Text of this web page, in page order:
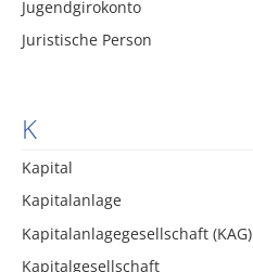
Jugendgirokonto
Juristische Person
K
Kapital
Kapitalanlage
Kapitalanlagegesellschaft (KAG)
Kapitalgesellschaft